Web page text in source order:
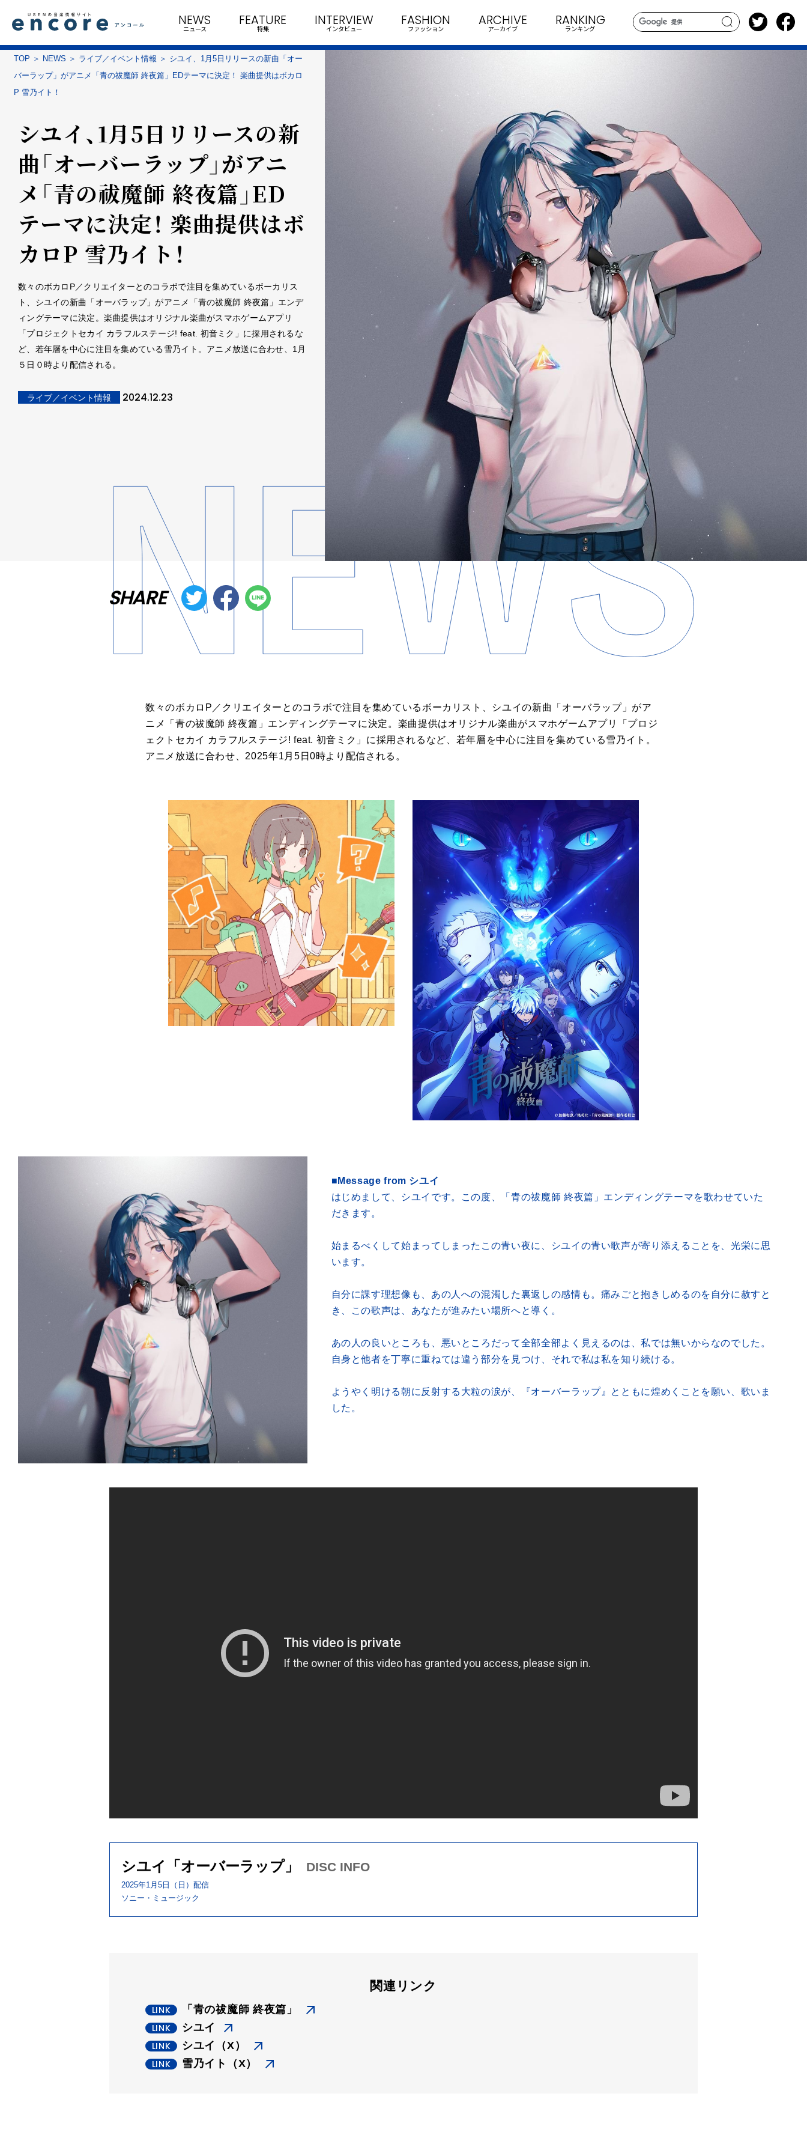
search
NEWS
ニュース
FEATURE
特集
INTERVIEW
インタビュー
FASHION
ファッション
ARCHIVE
アーカイブ
RANKING
ランキング
TOP NEWS ライブ／イベント情報
シユイ、1月5日リリースの新曲「オー
バーラップ」がアニメ「青の祓魔師 終夜篇」EDテーマに決定！ 楽曲提供はボカロ
P 雪乃イト！
シユイ、1月5日リリースの新
曲「オーバーラップ」がアニ
メ「青の祓魔師 終夜篇」ED
テーマに決定！ 楽曲提供はボ
カロP 雪乃イト！
数々のボカロP／クリエイターとのコラボで注目を集めているボーカリス
ト、シユイの新曲「オーバラップ」がアニメ「青の祓魔師 終夜篇」エンデ
ィングテーマに決定。楽曲提供はオリジナル楽曲がスマホゲームアプリ
「プロジェクトセカイ カラフルステージ! feat. 初音ミク」に採用されるな
ど、若年層を中心に注目を集めている雪乃イト。アニメ放送に合わせ、1月
５日０時より配信される。
ライブ／イベント情報 2024.12.23
SHARE
数々のボカロP／クリエイターとのコラボで注目を集めているボーカリスト、シユイの新曲「オーバラップ」がア
ニメ「青の祓魔師 終夜篇」エンディングテーマに決定。楽曲提供はオリジナル楽曲がスマホゲームアプリ「プロジ
ェクトセカイ カラフルステージ! feat. 初音ミク」に採用されるなど、若年層を中心に注目を集めている雪乃イト。
アニメ放送に合わせ、2025年1月5日0時より配信される。
■Message from シユイ
はじめまして、シユイです。この度、「青の祓魔師 終夜篇」エンディングテーマを歌わせていた
だきます。
始まるべくして始まってしまったこの青い夜に、シユイの青い歌声が寄り添えることを、光栄に思
います。
自分に課す理想像も、あの人への混濁した裏返しの感情も。痛みごと抱きしめるのを自分に赦すと
き、この歌声は、あなたが進みたい場所へと導く。
あの人の良いところも、悪いところだって全部全部よく見えるのは、私では無いからなのでした。
自身と他者を丁寧に重ねては違う部分を見つけ、それで私は私を知り続ける。
ようやく明ける朝に反射する大粒の涙が、『オーバーラップ』とともに煌めくことを願い、歌いま
した。
シユイ「オーバーラップ」 DISC INFO
2025年1月5日（日）配信
ソニー・ミュージック
関連リンク
「青の祓魔師 終夜篇」
シユイ
シユイ（X）
雪乃イト（X）